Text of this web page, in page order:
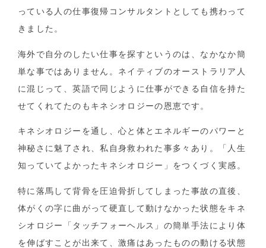
っている人の仕事復帰コンサルタントとしても携わって
きました。
海外で自分のしたい仕事を探すというのは、なかなか簡
単な事ではありません。ネイティブのオーストラリア人
に混じって、英語で同じように仕事ができる自信を持た
せてくれてたのもキネシオロジーの恩恵です。
キネシオロジーを通し、心と体とエネルギーのパワーと
神秘さに魅了され、私自身救われた事多々あり。「人生
知っていてよかったキネシオロジー」をつくづく実感。
特に落馬して背骨を圧迫骨折してしまった事故の直後、
体がくの字に曲がって硬直して動けなかった状態をキネ
シオロジー「タッチフォーヘルス」の簡単手法により体
を伸ばすことが出来て、激痛はあったものの動ける状態